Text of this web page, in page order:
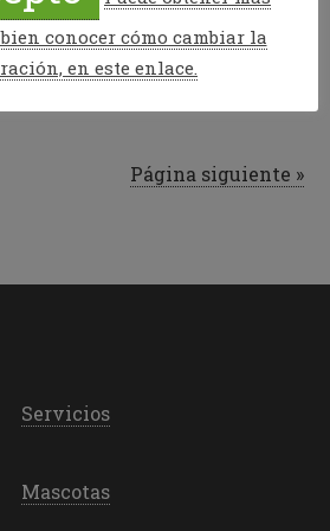
,Esquí,llanos del hospital,navidad,
Página siguiente »
Servicios
Mascotas
conocer cómo cambiar la
en este enlace.